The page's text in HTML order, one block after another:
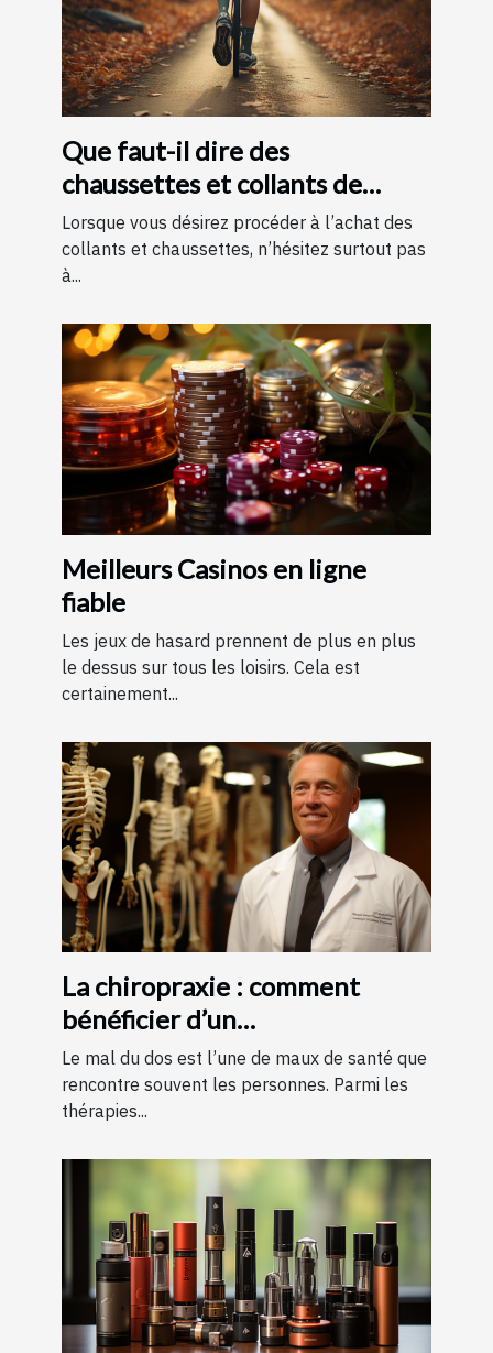
Que faut-il dire des
chaussettes et collants de
contention ?
Lorsque vous désirez procéder à l’achat des
collants et chaussettes, n’hésitez surtout pas
à...
Meilleurs Casinos en ligne
fiable
Les jeux de hasard prennent de plus en plus
le dessus sur tous les loisirs. Cela est
certainement...
La chiropraxie : comment
bénéficier d’un
remboursement ?
Le mal du dos est l’une de maux de santé que
rencontre souvent les personnes. Parmi les
thérapies...